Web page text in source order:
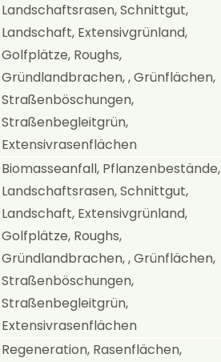
Landschaftsrasen, Schnittgut,
Landschaft, Extensivgrünland,
Golfplätze, Roughs,
Gründlandbrachen, , Grünflächen,
Straßenböschungen,
Straßenbegleitgrün,
Extensivrasenflächen
Biomasseanfall, Pflanzenbestände,
Landschaftsrasen, Schnittgut,
Landschaft, Extensivgrünland,
Golfplätze, Roughs,
Gründlandbrachen, , Grünflächen,
Straßenböschungen,
Straßenbegleitgrün,
Extensivrasenflächen
Regeneration, Rasenflächen,